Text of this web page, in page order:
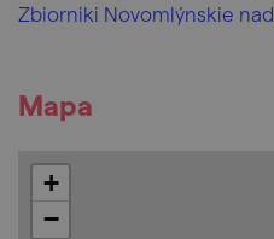
Zbiorniki Novomlýnskie
Mapa
+
−